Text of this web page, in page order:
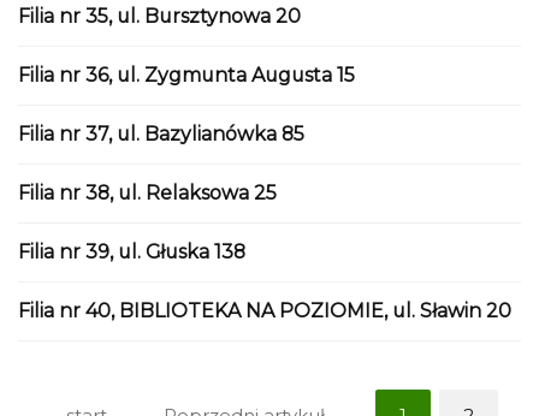
Filia nr 35, ul. Bursztynowa 20
Filia nr 36, ul. Zygmunta Augusta 15
Filia nr 37, ul. Bazylianówka 85
Filia nr 38, ul. Relaksowa 25
Filia nr 39, ul. Głuska 138
Filia nr 40, BIBLIOTEKA NA POZIOMIE, ul. Sławin 20